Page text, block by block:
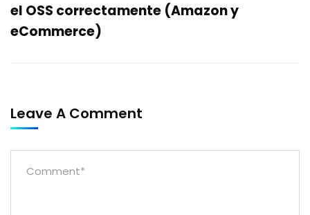
el OSS correctamente (Amazon y
eCommerce)
Leave A Comment